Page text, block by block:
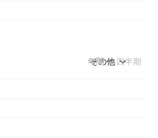
年間 四半期
その他